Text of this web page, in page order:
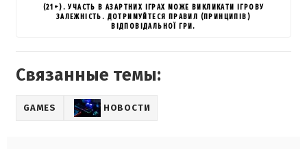
(21+). УЧАСТЬ В АЗАРТНИХ ІГРАХ МОЖЕ ВИКЛИКАТИ ІГРОВУ
ЗАЛЕЖНІСТЬ. ДОТРИМУЙТЕСЯ ПРАВИЛ (ПРИНЦИПІВ)
ВІДПОВІДАЛЬНОЇ ГРИ.
Связанные темы:
GAMES НОВОСТИ